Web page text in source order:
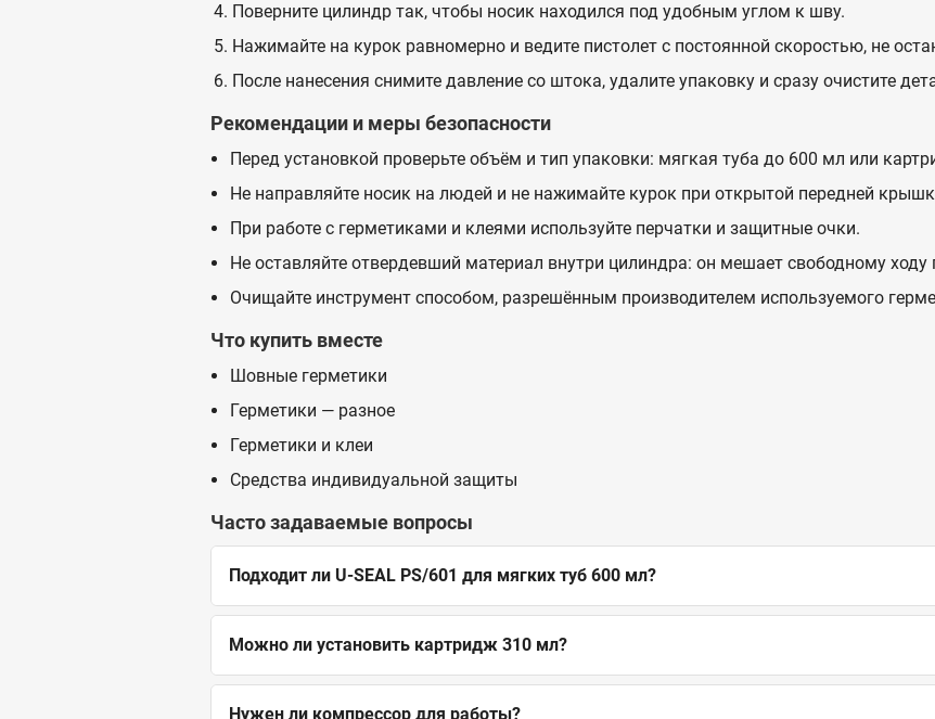
Поверните цилиндр так, чтобы носик находился под удобным углом к шву.
Нажимайте на курок равномерно и ведите пистолет с постоянной скоростью, не
После нанесения снимите давление со штока, удалите упаковку и сразу очистите
Рекомендации и меры безопасности
Перед установкой проверьте объём и тип упаковки: мягкая туба до 600 мл или
Не направляйте носик на людей и не нажимайте курок при открытой передней
При работе с герметиками и клеями используйте перчатки и защитные очки.
Не оставляйте отвердевший материал внутри цилиндра: он мешает свободному
Очищайте инструмент способом, разрешённым производителем используемого
Что купить вместе
Шовные герметики
Герметики — разное
Герметики и клеи
Средства индивидуальной защиты
Часто задаваемые вопросы
Подходит ли U-SEAL PS/601 для мягких туб 600 мл?
Можно ли установить картридж 310 мл?
Нужен ли компрессор для работы?